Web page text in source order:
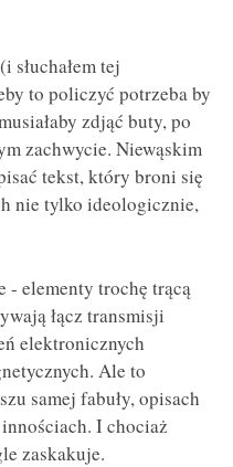
słuchałem tej
to policzyć potrzeba by
zdjąć buty, po
zachwycie. Niewąskim
tekst, który broni się
nie tylko ideologicznie,
- elementy trochę trącą
łącz transmisji
elektronicznych
Ale to
samej fabuły, opisach
I chociaż
zaskakuje.